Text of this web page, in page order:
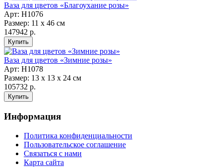
Ваза для цветов «Благоухание розы»
Арт: Н1076
Размер: 11 х 46 см
147942 р.
Ваза для цветов «Зимние розы»
Арт: Н1078
Размер: 13 х 13 х 24 см
105732 р.
Информация
Политика конфиденциальности
Пользовательское соглашение
Связаться с нами
Карта сайта